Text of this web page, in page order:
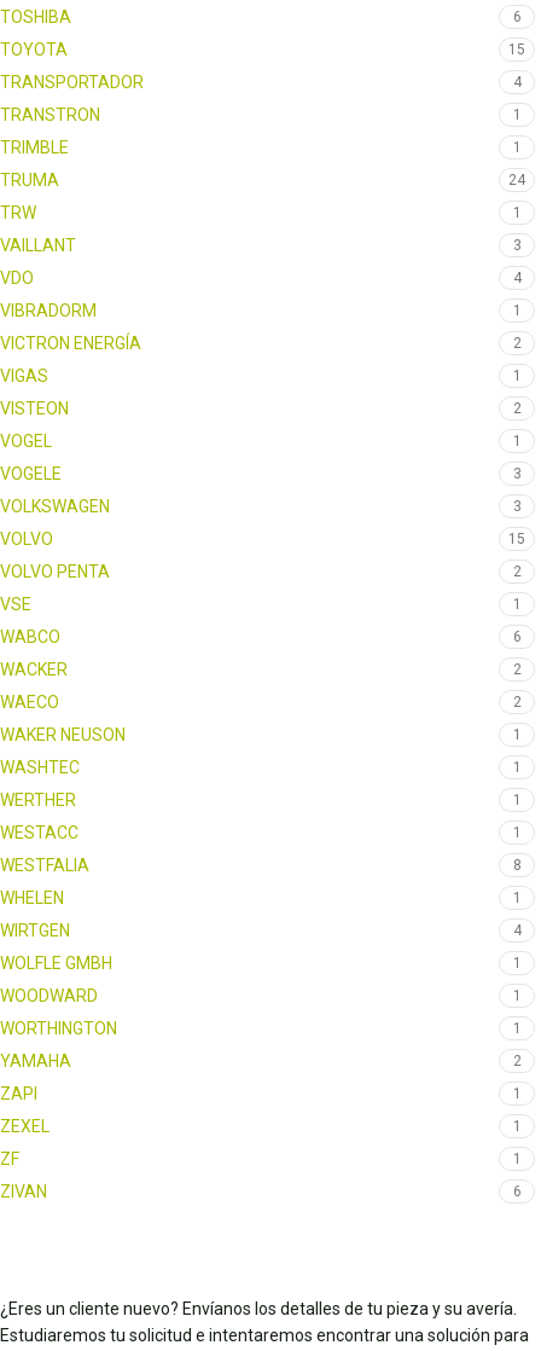
TOSHIBA 6
TOYOTA 15
TRANSPORTADOR 4
TRANSTRON 1
TRIMBLE 1
TRUMA 24
TRW 1
VAILLANT 3
VDO 4
VIBRADORM 1
VICTRON ENERGÍA 2
VIGAS 1
VISTEON 2
VOGEL 1
VOGELE 3
VOLKSWAGEN 3
VOLVO 15
VOLVO PENTA 2
VSE 1
WABCO 6
WACKER 2
WAECO 2
WAKER NEUSON 1
WASHTEC 1
WERTHER 1
WESTACC 1
WESTFALIA 8
WHELEN 1
WIRTGEN 4
WOLFLE GMBH 1
WOODWARD 1
WORTHINGTON 1
YAMAHA 2
ZAPI 1
ZEXEL 1
ZF 1
ZIVAN 6
¿Eres un cliente nuevo? Envíanos los detalles de tu pieza y su avería.
Estudiaremos tu solicitud e intentaremos encontrar una solución para